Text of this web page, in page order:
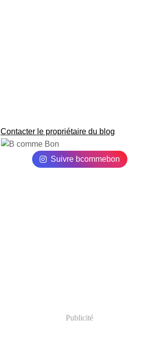
Contacter le propriétaire du blog
Suivre bcommebon
Publicité